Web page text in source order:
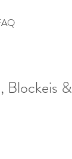
Blockeis &